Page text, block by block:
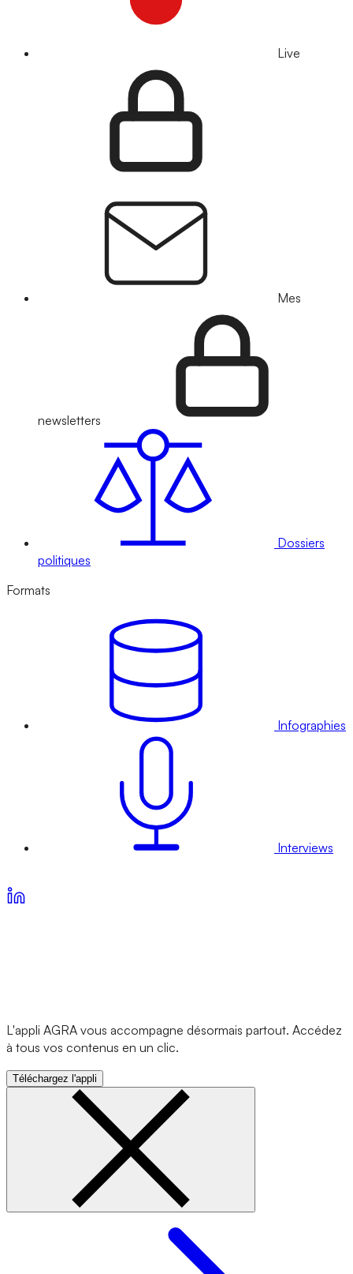
Live
Mes
newsletters
Dossiers
politiques
Formats
Infographies
Interviews
L'appli AGRA vous accompagne désormais partout. Accédez
à tous vos contenus en un clic.
Téléchargez l'appli